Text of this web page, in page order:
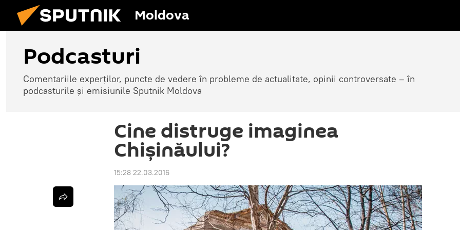
Moldova
Podcasturi
Comentariile experților, puncte de vedere în probleme de actualitate, opinii controversate – în
podcasturile și emisiunile Sputnik Moldova
Cine distruge imaginea
Chișinăului?
15:28 22.03.2016